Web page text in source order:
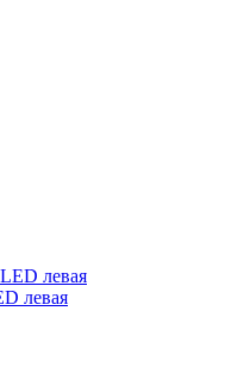
левая